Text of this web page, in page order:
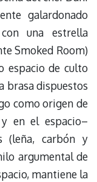
galardonado
una estrella
Smoked Room)
espacio de culto
brasa dispuestos
como origen de
en el espacio–
(leña, carbón y
argumental de
mantiene la